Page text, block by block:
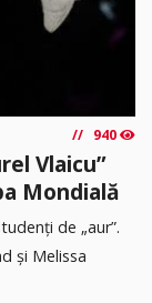
940
Vlaicu”
Mondială
de „aur”.
și Melissa